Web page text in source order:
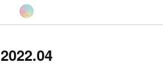
2022.04